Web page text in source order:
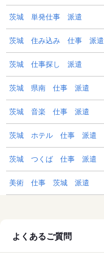
茨城 単発仕事 派遣
茨城 住み込み 仕事 派遣
茨城 仕事探し 派遣
茨城 県南 仕事 派遣
茨城 音楽 仕事 派遣
茨城 ホテル 仕事 派遣
茨城 つくば 仕事 派遣
美術 仕事 茨城 派遣
よくあるご質問